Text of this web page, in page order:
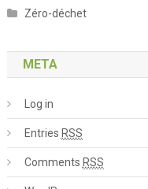
Zéro-déchet
META
Log in
Entries RSS
Comments RSS